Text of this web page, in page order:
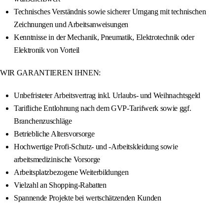
Technisches Verständnis sowie sicherer Umgang mit technischen
Zeichnungen und Arbeitsanweisungen
Kenntnisse in der Mechanik, Pneumatik, Elektrotechnik oder
Elektronik von Vorteil
WIR GARANTIEREN IHNEN:
Unbefristeter Arbeitsvertrag inkl. Urlaubs- und Weihnachtsgeld
Tarifliche Entlohnung nach dem GVP-Tarifwerk sowie ggf.
Branchenzuschläge
Betriebliche Altersvorsorge
Hochwertige Profi-Schutz- und -Arbeitskleidung sowie
arbeitsmedizinische Vorsorge
Arbeitsplatzbezogene Weiterbildungen
Vielzahl an Shopping-Rabatten
Spannende Projekte bei wertschätzenden Kunden